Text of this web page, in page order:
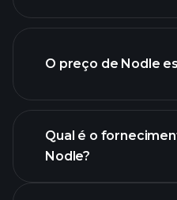
O preço de Nodle
Qual é o
Nodle?